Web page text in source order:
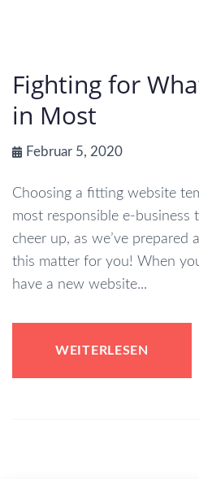
Fighting for
in Most
Februar 5, 2020
Choosing a fitting website
most responsible e-
cheer up, as we’ve
this matter for you! When
have a new website...
WEITERLESEN